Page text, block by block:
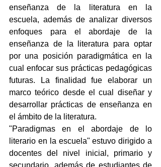
enseñanza de la literatura en la
escuela, además de analizar diversos
enfoques para el abordaje de la
enseñanza de la literatura para optar
por una posición paradigmática en la
cual enfocar sus prácticas pedagógicas
futuras. La finalidad fue elaborar un
marco teórico desde el cual diseñar y
desarrollar prácticas de enseñanza en
el ámbito de la literatura.
"Paradigmas en el abordaje de lo
literario en la escuela" estuvo dirigido a
docentes del nivel inicial, primario y
secundario, además de estudiantes de